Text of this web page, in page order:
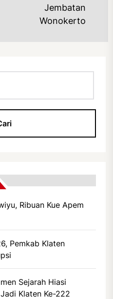
Jembatan
Wonokerto
Ribuan Kue Apem
Pemkab Klaten
Sejarah Hiasi
Klaten Ke-222